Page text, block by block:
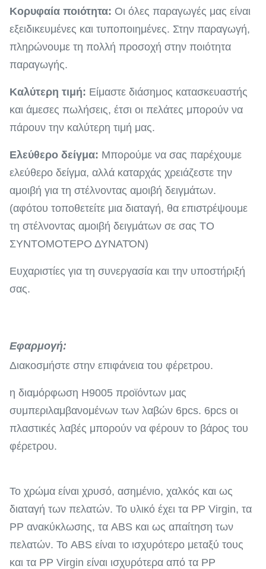
Κορυφαία ποιότητα: Οι όλες παραγωγές μας είναι
εξειδικευμένες και τυποποιημένες. Στην παραγωγή,
πληρώνουμε τη πολλή προσοχή στην ποιότητα
παραγωγής.
Καλύτερη τιμή: Είμαστε διάσημος κατασκευαστής
και άμεσες πωλήσεις, έτσι οι πελάτες μπορούν να
πάρουν την καλύτερη τιμή μας.
Ελεύθερο δείγμα: Μπορούμε να σας παρέχουμε
ελεύθερο δείγμα, αλλά καταρχάς χρειάζεστε την
αμοιβή για τη στέλνοντας αμοιβή δειγμάτων.
(αφότου τοποθετείτε μια διαταγή, θα επιστρέψουμε
τη στέλνοντας αμοιβή δειγμάτων σε σας ΤΟ
ΣΥΝΤΟΜΟΤΕΡΟ ΔΥΝΑΤΌΝ)
Ευχαριστίες για τη συνεργασία και την υποστήριξή
σας.
Εφαρμογή:
Διακοσμήστε στην επιφάνεια του φέρετρου.
η διαμόρφωση H9005 προϊόντων μας
συμπεριλαμβανομένων των λαβών 6pcs. 6pcs οι
πλαστικές λαβές μπορούν να φέρουν το βάρος του
φέρετρου.
Το χρώμα είναι χρυσό, ασημένιο, χαλκός και ως
διαταγή των πελατών. Το υλικό έχει τα PP Virgin, τα
PP ανακύκλωσης, τα ABS και ως απαίτηση των
πελατών. Το ABS είναι το ισχυρότερο μεταξύ τους
και τα PP Virgin είναι ισχυρότερα από τα PP